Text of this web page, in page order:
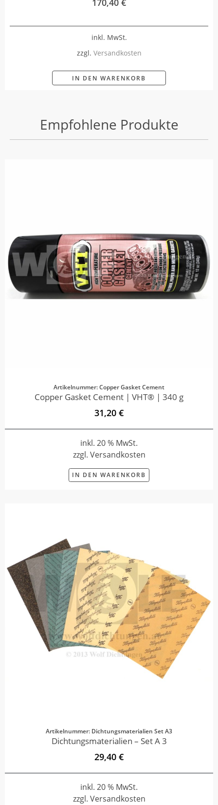
170,40 €
inkl. MwSt.
zzgl. Versandkosten
IN DEN WARENKORB
Empfohlene Produkte
Artikelnummer: Copper Gasket Cement
Copper Gasket Cement | VHT® | 340 g
31,20 €
inkl. 20 % MwSt.
zzgl. Versandkosten
IN DEN WARENKORB
Artikelnummer: Dichtungsmaterialien Set A3
Dichtungsmaterialien – Set A 3
29,40 €
inkl. 20 % MwSt.
zzgl. Versandkosten